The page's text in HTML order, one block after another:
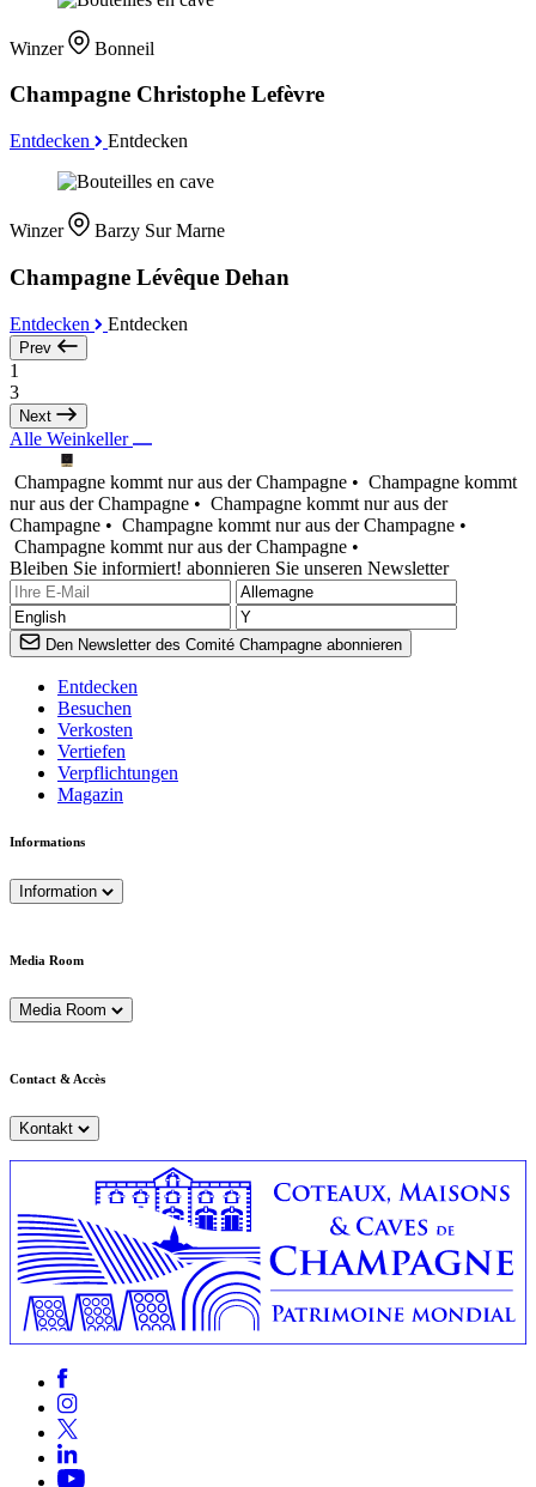
Winzer Bonneil
Champagne Christophe Lefèvre
Entdecken Entdecken
Winzer Barzy Sur Marne
Champagne Lévêque Dehan
Entdecken Entdecken
Prev
1
3
Next
Alle Weinkeller
Champagne kommt nur aus der Champagne • Champagne kommt
nur aus der Champagne • Champagne kommt nur aus der
Champagne • Champagne kommt nur aus der Champagne •
Champagne kommt nur aus der Champagne •
Bleiben Sie informiert! abonnieren Sie unseren Newsletter
Den Newsletter des Comité Champagne abonnieren
Entdecken
Besuchen
Verkosten
Vertiefen
Verpflichtungen
Magazin
Informations
Information
Media Room
Media Room
Contact & Accès
Kontakt